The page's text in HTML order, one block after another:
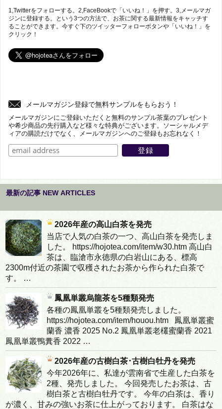
1,Twitterをフォローする。2,FaceBookで「いいね！」を押す。3,メールマガ
ジンに登録する。という3つの方法で、お茶に関する最新情報をキャッチす
ることができます。今すぐ下のツイッターフォローボタンや「いいね！」を
クリック！
メールマガジン登録で無料サンプルをもらおう！
メールマガジンにご登録いただくと無料のサンプル茶葉のプレゼント
や希少商品の先行購入など様々な特典がございます。ソーシャルメデ
ィアの購読だけでなく、メールマガジンへのご登録もお忘れなく！
最新の記事 NEW ARTICLES
2026年産の高山白茶を発売
当店で人気の白茶の一つ、高山白茶を発売しま
した。 https://hojotea.com/item/w30.htm 高山白
茶は、臨滄市永徳県の白岩山にある、標高
2300m付近の茶園で収穫されたお茶から作られた白茶で
す。 …
鳳凰単叢烏龍茶を5種類発売
各種の鳳凰単叢を5種類発売しました。
https://hojotea.com/item/houou.htm 鳳凰単叢蜜
蘭香 濃香 2025 No.2 鳳凰単叢老欉蜜蘭香 2021
鳳凰単叢鴨糞香 2022 …
2026年産の古樹白茶･古樹白牡丹を発売
今年2026年に、私達が雲南省で生産した白茶を
2種、発売しました。 今回発売したお茶は、古
樹白茶と古樹白牡丹です。 今年の白茶は、香り
が濃く、甘みの強いお茶に仕上がっております。 白茶はな